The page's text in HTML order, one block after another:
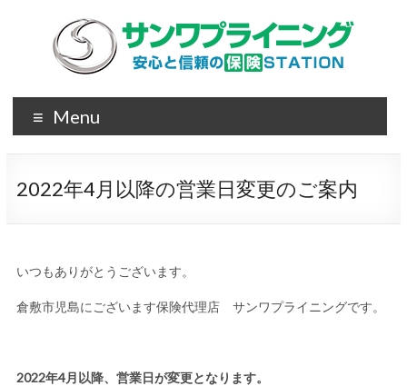
Menu
2022年4月以降の営業日変更のご案内
いつもありがとうございます。
倉敷市児島にございます保険代理店 サンワプライニングです。
2022年4月以降、営業日が変更となります。